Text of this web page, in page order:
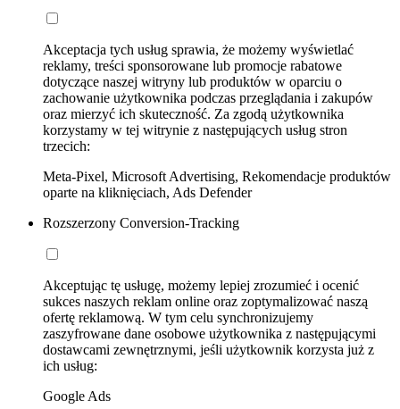
Akceptacja tych usług sprawia, że możemy wyświetlać
reklamy, treści sponsorowane lub promocje rabatowe
dotyczące naszej witryny lub produktów w oparciu o
zachowanie użytkownika podczas przeglądania i zakupów
oraz mierzyć ich skuteczność. Za zgodą użytkownika
korzystamy w tej witrynie z następujących usług stron
trzecich:
Meta-Pixel, Microsoft Advertising, Rekomendacje produktów
oparte na kliknięciach, Ads Defender
Rozszerzony Conversion-Tracking
Akceptując tę usługę, możemy lepiej zrozumieć i ocenić
sukces naszych reklam online oraz zoptymalizować naszą
ofertę reklamową. W tym celu synchronizujemy
zaszyfrowane dane osobowe użytkownika z następującymi
dostawcami zewnętrznymi, jeśli użytkownik korzysta już z
ich usług:
Google Ads